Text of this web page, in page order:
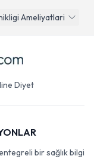
Ameliyatlari
Diyet
bir sağlık bilgi